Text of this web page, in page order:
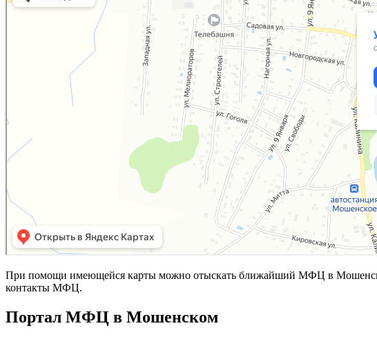
При помощи имеющейся карты можно отыскать ближайший МФЦ в
контакты МФЦ.
Портал МФЦ в Мошенском